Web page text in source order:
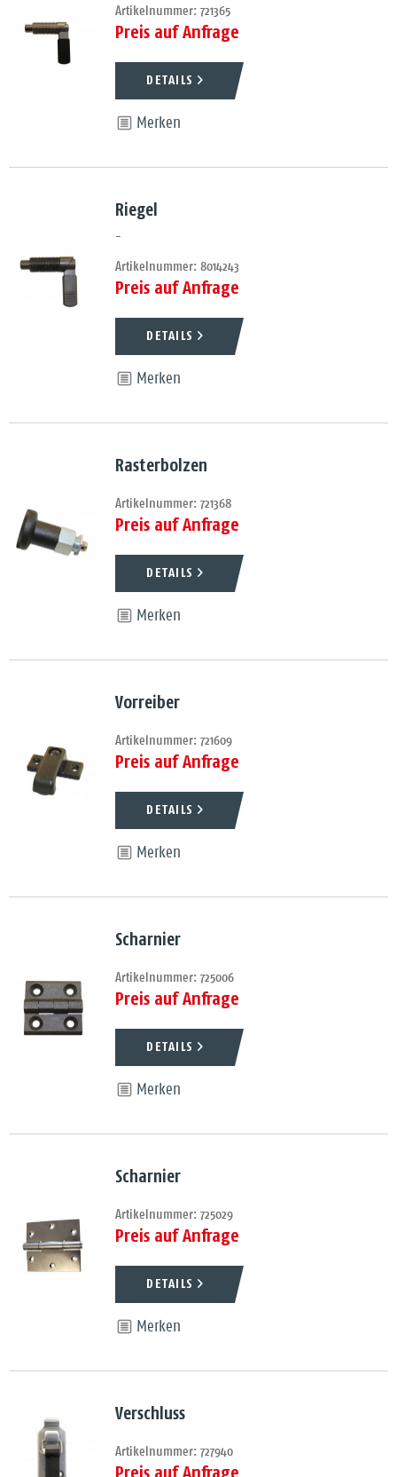
Artikelnummer: 721365
Preis auf Anfrage
DETAILS
Merken
Riegel
-
Artikelnummer: 8014243
Preis auf Anfrage
DETAILS
Merken
Rasterbolzen
Artikelnummer: 721368
Preis auf Anfrage
DETAILS
Merken
Vorreiber
Artikelnummer: 721609
Preis auf Anfrage
DETAILS
Merken
Scharnier
Artikelnummer: 725006
Preis auf Anfrage
DETAILS
Merken
Scharnier
Artikelnummer: 725029
Preis auf Anfrage
DETAILS
Merken
Verschluss
Artikelnummer: 727940
Preis auf Anfrage